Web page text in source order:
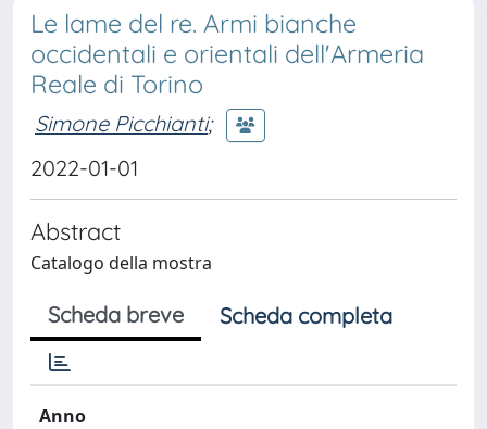
Le lame del re. Armi bianche
occidentali e orientali dell'Armeria
Reale di Torino
Simone Picchianti;
2022-01-01
Abstract
Catalogo della mostra
Scheda breve Scheda completa
Anno